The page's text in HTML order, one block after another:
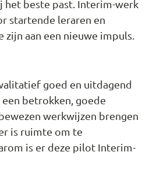
het beste past. Interim-werk
startende leraren en
aan een nieuwe impuls.
goed en uitdagend
betrokken, goede
werkwijzen brengen
is ruimte om te
is er deze pilot Interim-